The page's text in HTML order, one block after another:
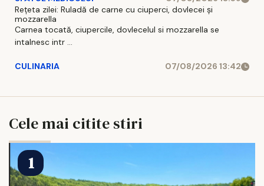
Rețeta zilei: Ruladă de carne cu ciuperci, dovlecei și
mozzarella
Carnea tocată, ciupercile, dovlecelul si mozzarella se
intalnesc intr ...
CULINARIA 07/08/2026 13:42
Cele mai citite stiri